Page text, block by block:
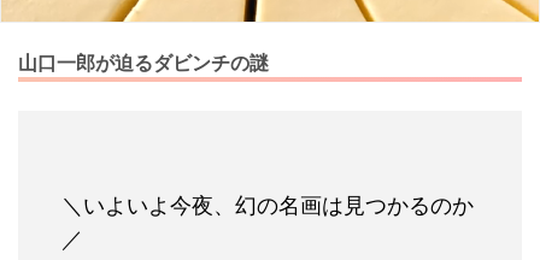
山口一郎が迫るダビンチの謎
＼いよいよ今夜、幻の名画は見つかるのか
／